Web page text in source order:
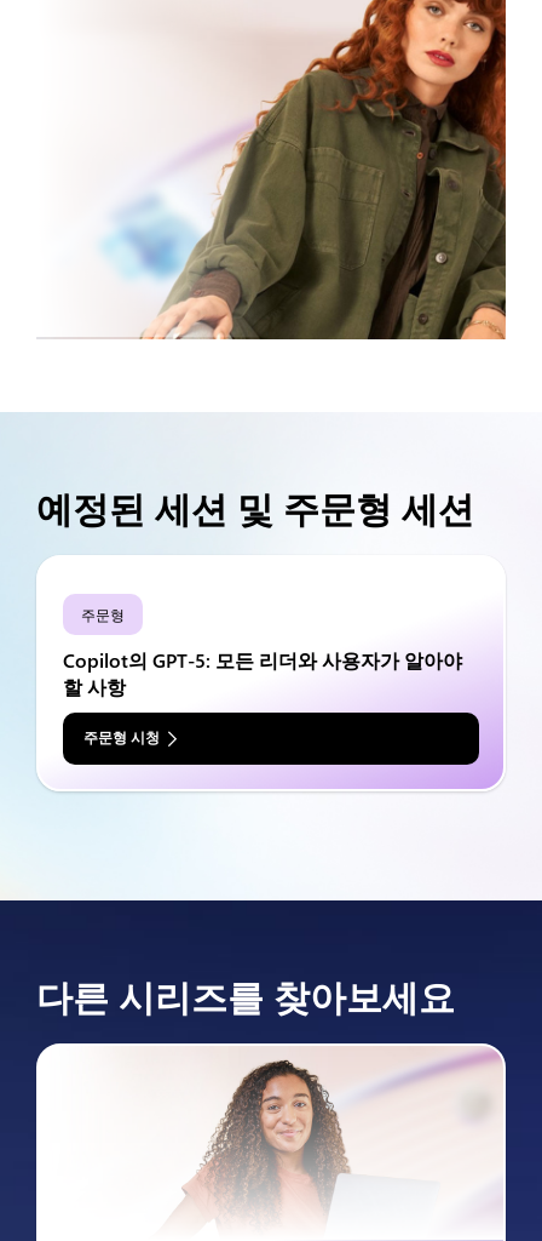
예정된 세션 및 주문형 세션
주문형
Copilot의 GPT-5: 모든 리더와 사용자가 알아야
할 사항
주문형 시청
다른 시리즈를 찾아보세요